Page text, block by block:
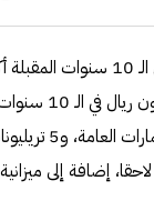
قال ولي العهد السعودي الأمير محمد بن سلمان، إن المملكة ستنفق
أنفق خلال الـ 300 سنة الماضية. وأضاف الأمير "حينما نتكلم عن 27 تريليون ريال
القادمة، فهذا رقم ضخم، يشمل 3 تريليون ريال
لاحقا، إضافة إلى ميزانية